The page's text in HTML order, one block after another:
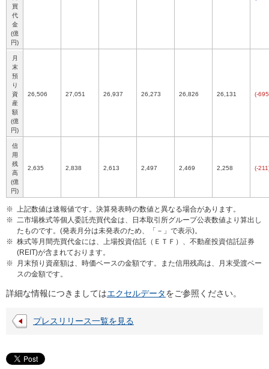
買
代
金
(億
円)
月
末
預
り
資
産
額
(億
円)
26,506 27,051 26,937 26,273 26,826 26,131 (-
信
用
残
高
(億
円)
2,635 2,838 2,613 2,497 2,469 2,258 (-
※ 上記数値は速報値です。決算発表時の数値と異なる場合があります。
※ 二市場株式等個人委託売買代金は、日本取引所グループ公表数値より算出し
たものです。(発表月分は未発表のため、「－」で表示)。
※ 株式等月間売買代金には、上場投資信託（ＥＴＦ）、不動産投資信託証券
(REIT)が含まれております。
※
月末預り資産額は、時価ベースの金額です。また信用残高は、月末受渡ベー
スの金額です。
詳細な情報につきましてはエクセルデータをご参照ください。
プレスリリース一覧を見る